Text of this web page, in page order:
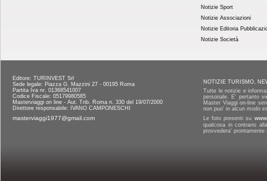
Notizie Sport
Notizie Associazioni
Notizie Editoria
Notizie Società
Editore: TURINVEST Srl
Sede legale: Piazza G. Mazzini 27 - 00195 Roma
Partita Iva nr. 01368541007
Codice Fiscale: 05179980585
Masterviaggi on line - Aut. Trib. Roma n. 330 del 19/07/2000
Direttore responsabile: IVANO CAMPONESCHI
masterviaggi1977@gmail.com
NOTIZIE TURISMO,
Tutte le notizie e
personale. E' pertanto
Master Viaggi on-line
non puo' in alcun modo
Le foto presenti su
qualcosa in contrario
provvedera'